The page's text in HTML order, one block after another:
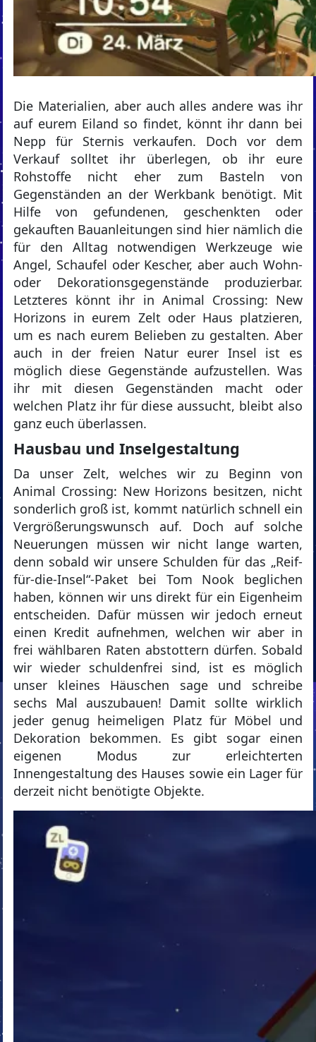
Die Materialien, aber auch alles andere was ihr
auf eurem Eiland so findet, könnt ihr dann bei
Nepp für Sternis verkaufen. Doch vor dem
Verkauf solltet ihr überlegen, ob ihr eure
Rohstoffe nicht eher zum Basteln von
Gegenständen an der Werkbank benötigt. Mit
Hilfe von gefundenen, geschenkten oder
gekauften Bauanleitungen sind hier nämlich die
für den Alltag notwendigen Werkzeuge wie
Angel, Schaufel oder Kescher, aber auch Wohn-
oder Dekorationsgegenstände produzierbar.
Letzteres könnt ihr in Animal Crossing: New
Horizons in eurem Zelt oder Haus platzieren,
um es nach eurem Belieben zu gestalten. Aber
auch in der freien Natur eurer Insel ist es
möglich diese Gegenstände aufzustellen. Was
ihr mit diesen Gegenständen macht oder
welchen Platz ihr für diese aussucht, bleibt also
ganz euch überlassen.
Hausbau und Inselgestaltung
Da unser Zelt, welches wir zu Beginn von
Animal Crossing: New Horizons besitzen, nicht
sonderlich groß ist, kommt natürlich schnell ein
Vergrößerungswunsch auf. Doch auf solche
Neuerungen müssen wir nicht lange warten,
denn sobald wir unsere Schulden für das „Reif-
für-die-Insel“-Paket bei Tom Nook beglichen
haben, können wir uns direkt für ein Eigenheim
entscheiden. Dafür müssen wir jedoch erneut
einen Kredit aufnehmen, welchen wir aber in
frei wählbaren Raten abstottern dürfen. Sobald
wir wieder schuldenfrei sind, ist es möglich
unser kleines Häuschen sage und schreibe
sechs Mal auszubauen! Damit sollte wirklich
jeder genug heimeligen Platz für Möbel und
Dekoration bekommen. Es gibt sogar einen
eigenen Modus zur erleichterten
Innengestaltung des Hauses sowie ein Lager für
derzeit nicht benötigte Objekte.